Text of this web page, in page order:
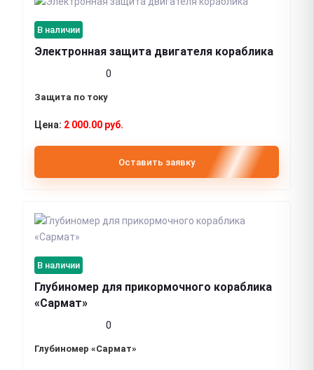
В наличии
Электронная защита двигателя кораблика
0
Защита по току
2 000.00 руб.
Оставить заявку
В наличии
Глубиномер для прикормочного кораблика
«Сармат»
0
Глубиномер «Сармат»